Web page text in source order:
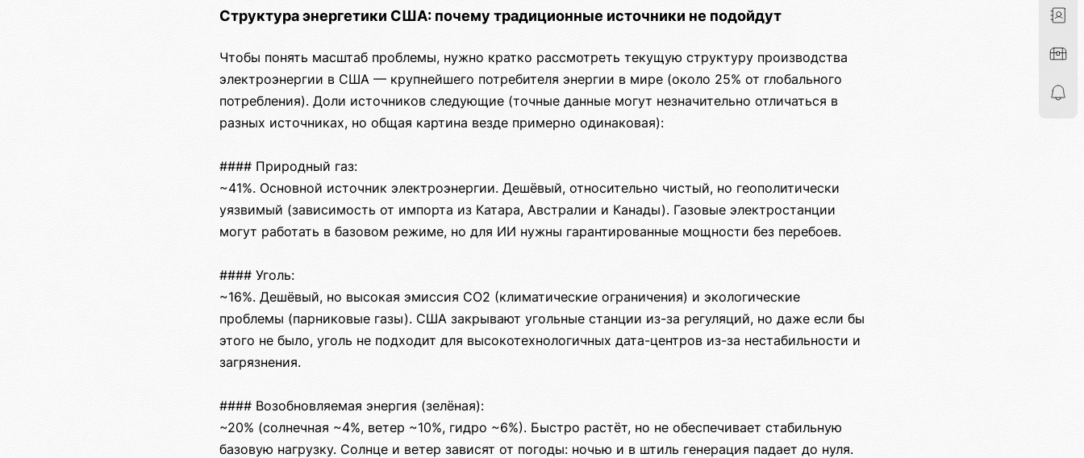
Структура энергетики США: почему традиционные источники не подойдут
Чтобы понять масштаб проблемы, нужно кратко рассмотреть текущую структуру производства
электроэнергии в США — крупнейшего потребителя энергии в мире (около 25% от глобального
потребления). Доли источников следующие (точные данные могут незначительно отличаться в
разных источниках, но общая картина везде примерно одинаковая):
#### Природный газ:
~41%. Основной источник электроэнергии. Дешёвый, относительно чистый, но геополитически
уязвимый (зависимость от импорта из Катара, Австралии и Канады). Газовые электростанции
могут работать в базовом режиме, но для ИИ нужны гарантированные мощности без перебоев.
#### Уголь:
~16%. Дешёвый, но высокая эмиссия CO2 (климатические ограничения) и экологические
проблемы (парниковые газы). США закрывают угольные станции из-за регуляций, но даже если бы
этого не было, уголь не подходит для высокотехнологичных дата-центров из-за нестабильности и
загрязнения.
#### Возобновляемая энергия (зелёная):
~20% (солнечная ~4%, ветер ~10%, гидро ~6%). Быстро растёт, но не обеспечивает стабильную
базовую нагрузку. Солнце и ветер зависят от погоды: ночью и в штиль генерация падает до нуля.